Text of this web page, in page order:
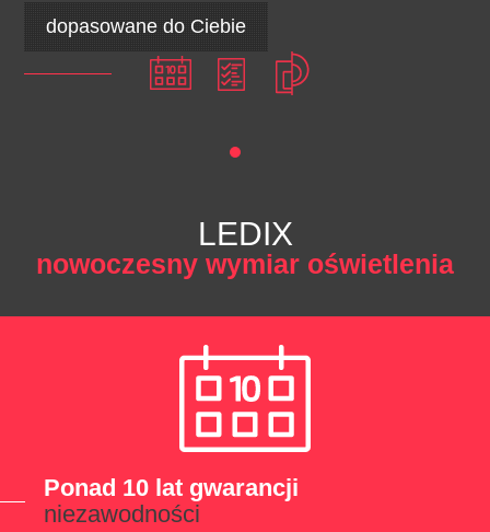
dopasowane do Ciebie
LEDIX
nowoczesny wymiar oświetlenia
Ponad 10 lat gwarancji
niezawodności